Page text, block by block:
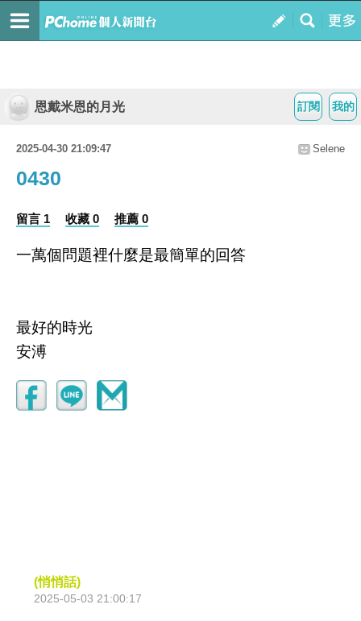
我的
訂閱
恩戴米恩的月光
2025-04-30 21:09:47 Selene
0430
留言 1 收藏 0 推薦 0
一萬個問題裡什麼是最簡單的回答
最好的時光
安溥
(悄悄話)
2025-05-03 21:00:17